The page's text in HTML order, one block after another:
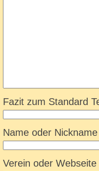
Fazit zum Standard
Name oder
Verein oder